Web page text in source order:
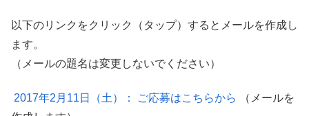
以下のリンクをクリック（タップ）するとメールを作成し
ます。
（メールの題名は変更しないでください）
2017年2月11日（土）： ご応募はこちらから
（メールを